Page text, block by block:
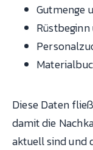
Gutmenge
Diese Daten
damit die
aktuell sind und